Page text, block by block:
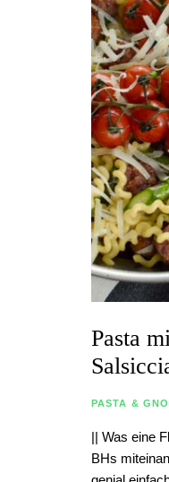
Pasta
PASTA &
|| Was eine
BHs